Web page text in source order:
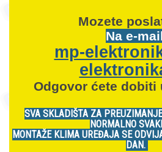
Mozete
Na e-
mp-
Odgovor ćete dobiti
SVA SKLADIŠTA ZA
NORMALNO
MONTAŽE KLIMA UREĐAJA SE
DAN.